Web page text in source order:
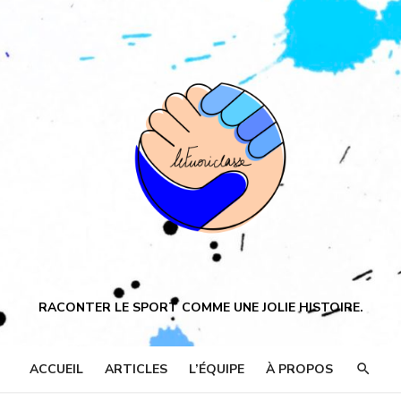
RACONTER LE SPORT COMME UNE JOLIE HISTOIRE.
ACCUEIL ARTICLES L’ÉQUIPE À PROPOS